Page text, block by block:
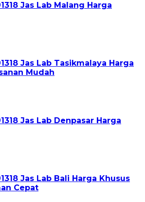
Jas Lab Malang Harga
Jas Lab Tasikmalaya Harga
Mudah
Jas Lab Denpasar Harga
Jas Lab Bali Harga Khusus
Cepat